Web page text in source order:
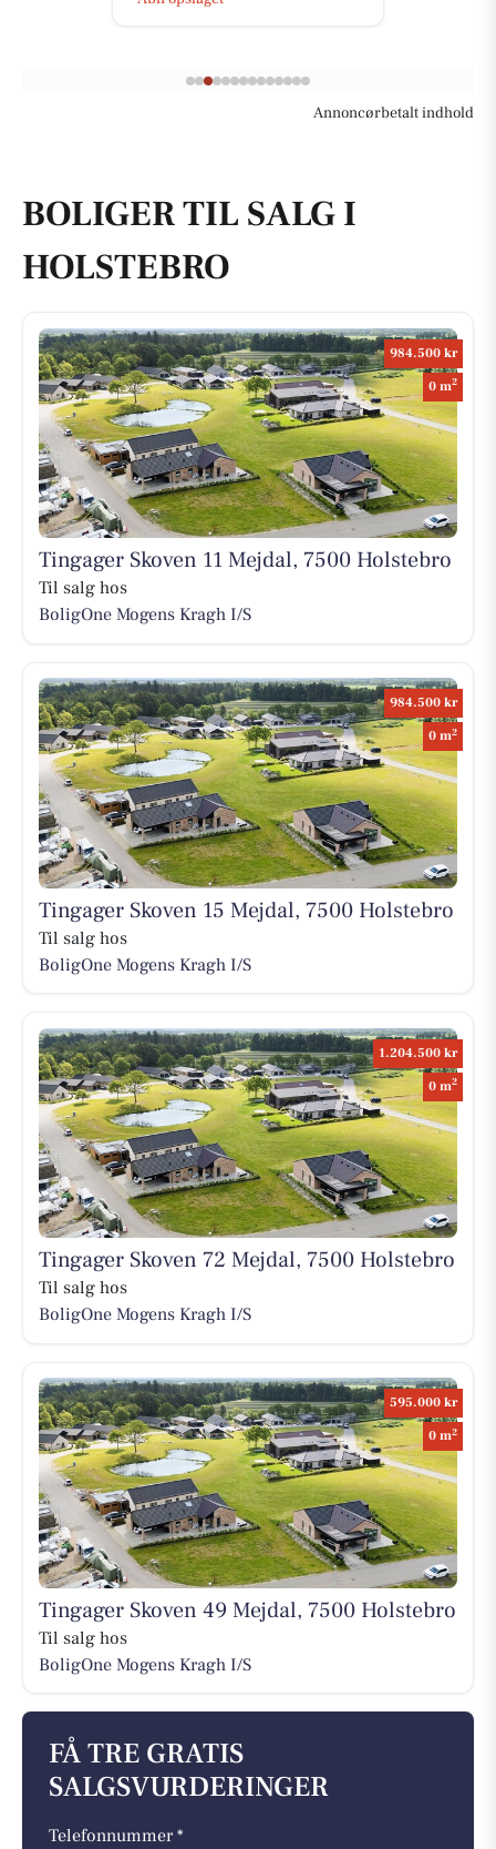
Åbn opslaget
Annoncørbetalt indhold
BOLIGER TIL SALG I
HOLSTEBRO
984.500 kr
0 m2
Tingager Skoven 11 Mejdal, 7500 Holstebro
Til salg hos
BoligOne Mogens Kragh I/S
984.500 kr
0 m2
Tingager Skoven 15 Mejdal, 7500 Holstebro
Til salg hos
BoligOne Mogens Kragh I/S
1.204.500 kr
0 m2
Tingager Skoven 72 Mejdal, 7500 Holstebro
Til salg hos
BoligOne Mogens Kragh I/S
595.000 kr
0 m2
Tingager Skoven 49 Mejdal, 7500 Holstebro
Til salg hos
BoligOne Mogens Kragh I/S
FÅ TRE GRATIS
SALGSVURDERINGER
Telefonnummer *